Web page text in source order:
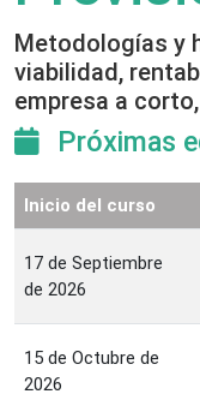
Metodologías y
viabilidad,
empresa a
Próximas
Inicio del curso
17 de Septiembre
de 2026
15 de Octubre de
2026